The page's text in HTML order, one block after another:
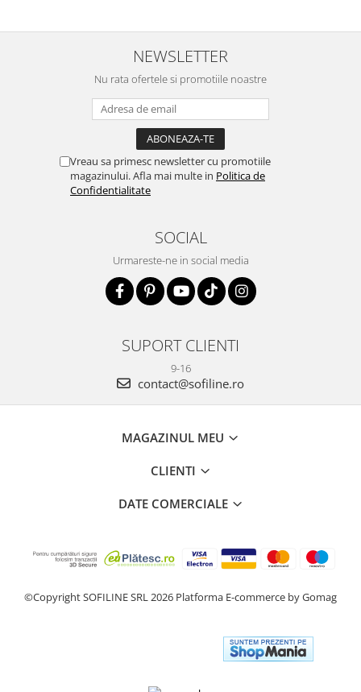
doua zi). RECOMAND SOFILINE!!!
NEWSLETTER
Nu rata ofertele si promotiile noastre
Vreau sa primesc newsletter cu promotiile
magazinului. Afla mai multe in Politica de
Confidentialitate
SOCIAL
Urmareste-ne in social media
SUPORT CLIENTI
9-16
contact@sofiline.ro
MAGAZINUL MEU
CLIENTI
DATE COMERCIALE
©Copyright SOFILINE SRL 2026 Platforma E-commerce by Gomag